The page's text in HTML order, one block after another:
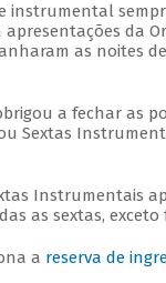
instrumental
da
as noites
a fechar as
Sextas
Instrumentais
as sextas, exceto
a reserva de